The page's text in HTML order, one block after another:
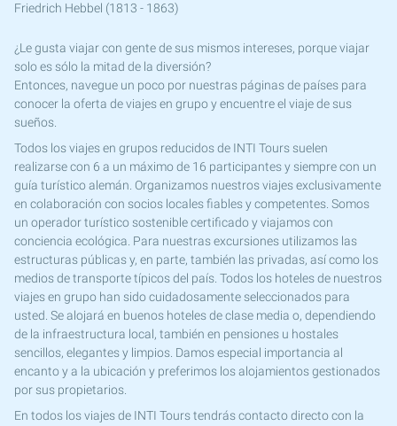
Friedrich Hebbel (1813 - 1863)
¿Le gusta viajar con gente de sus mismos intereses, porque viajar
solo es sólo la mitad de la diversión?
Entonces, navegue un poco por nuestras páginas de países para
conocer la oferta de viajes en grupo y encuentre el viaje de sus
sueños.
Todos los viajes en grupos reducidos de INTI Tours suelen
realizarse con 6 a un máximo de 16 participantes y siempre con un
guía turístico alemán. Organizamos nuestros viajes exclusivamente
en colaboración con socios locales fiables y competentes. Somos
un operador turístico sostenible certificado y viajamos con
conciencia ecológica. Para nuestras excursiones utilizamos las
estructuras públicas y, en parte, también las privadas, así como los
medios de transporte típicos del país. Todos los hoteles de nuestros
viajes en grupo han sido cuidadosamente seleccionados para
usted. Se alojará en buenos hoteles de clase media o, dependiendo
de la infraestructura local, también en pensiones u hostales
sencillos, elegantes y limpios. Damos especial importancia al
encanto y a la ubicación y preferimos los alojamientos gestionados
por sus propietarios.
En todos los viajes de INTI Tours tendrás contacto directo con la